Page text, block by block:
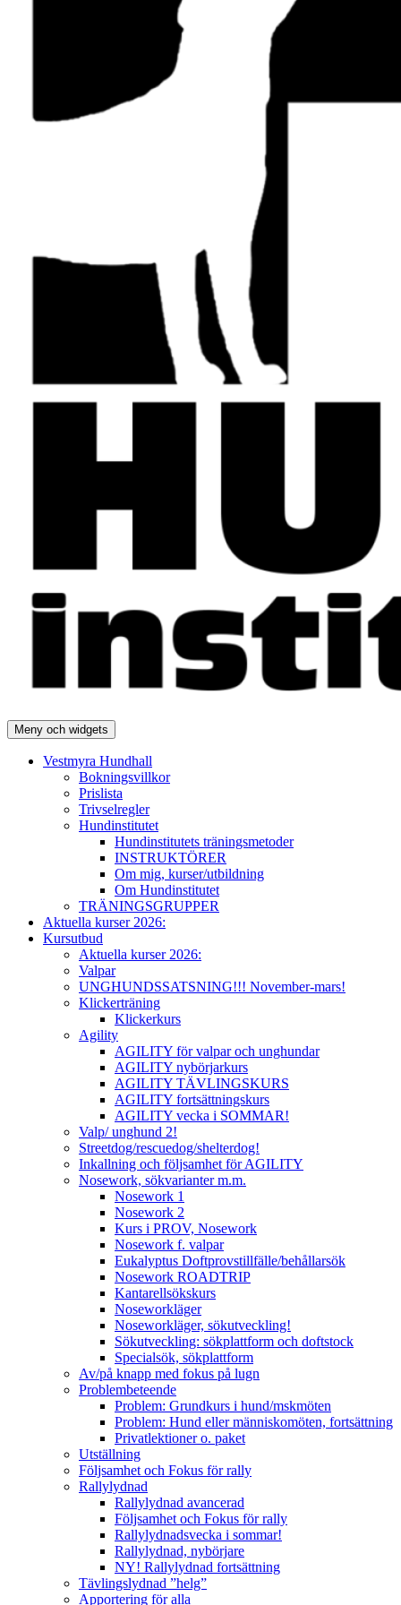
Meny och widgets
Vestmyra Hundhall
Bokningsvillkor
Prislista
Trivselregler
Hundinstitutet
Hundinstitutets träningsmetoder
INSTRUKTÖRER
Om mig, kurser/utbildning
Om Hundinstitutet
TRÄNINGSGRUPPER
Aktuella kurser 2026:
Kursutbud
Aktuella kurser 2026:
Valpar
UNGHUNDSSATSNING!!! November-mars!
Klickerträning
Klickerkurs
Agility
AGILITY för valpar och unghundar
AGILITY nybörjarkurs
AGILITY TÄVLINGSKURS
AGILITY fortsättningskurs
AGILITY vecka i SOMMAR!
Valp/ unghund 2!
Streetdog/rescuedog/shelterdog!
Inkallning och följsamhet för AGILITY
Nosework, sökvarianter m.m.
Nosework 1
Nosework 2
Kurs i PROV, Nosework
Nosework f. valpar
Eukalyptus Doftprovstillfälle/behållarsök
Nosework ROADTRIP
Kantarellsökskurs
Noseworkläger
Noseworkläger, sökutveckling!
Sökutveckling: sökplattform och doftstock
Specialsök, sökplattform
Av/på knapp med fokus på lugn
Problembeteende
Problem: Grundkurs i hund/mskmöten
Problem: Hund eller människomöten, fortsättning
Privatlektioner o. paket
Utställning
Följsamhet och Fokus för rally
Rallylydnad
Rallylydnad avancerad
Följsamhet och Fokus för rally
Rallylydnadsvecka i sommar!
Rallylydnad, nybörjare
NY! Rallylydnad fortsättning
Tävlingslydnad ”helg”
Apportering för alla